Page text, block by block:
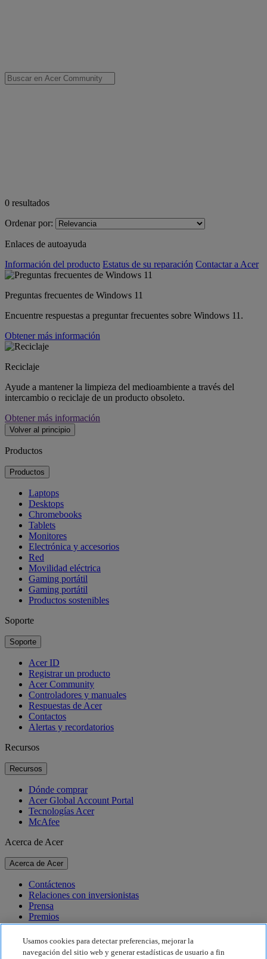
0 resultados
Ordenar por:
Enlaces de autoayuda
Información del producto Estatus de su reparación Contactar a Acer
Preguntas frecuentes de Windows 11
Encuentre respuestas a preguntar frecuentes sobre Windows 11.
Obtener más información
Reciclaje
Ayude a mantener la limpieza del medioambiente a través del
intercambio o reciclaje de un producto obsoleto.
Obtener más información
Volver al principio
Productos
Productos
Laptops
Desktops
Chromebooks
Tablets
Monitores
Electrónica y accesorios
Red
Movilidad eléctrica
Gaming portátil
Gaming portátil
Productos sostenibles
Soporte
Soporte
Acer ID
Registrar un producto
Acer Community
Controladores y manuales
Respuestas de Acer
Contactos
Alertas y recordatorios
Recursos
Recursos
Dónde comprar
Acer Global Account Portal
Tecnologías Acer
McAfee
Acerca de Acer
Acerca de Acer
Contáctenos
Relaciones con inversionistas
Prensa
Premios
Eventos
Sostenibilidad
Usamos cookies para detectar preferencias, mejorar la
navegación del sitio web y generar estadísticas de usuario a fin